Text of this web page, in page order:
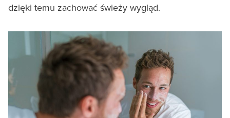
dzięki temu zachować świeży wygląd.